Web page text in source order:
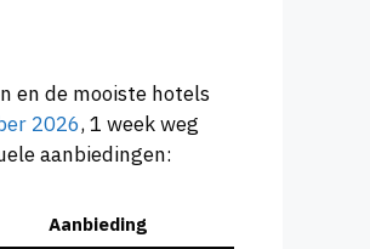
en de mooiste hotels
2026, 1 week weg
aanbiedingen:
Aanbieding